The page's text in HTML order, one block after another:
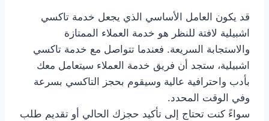
قد يكون العامل الأساسي الذي يجعل خدمة تاكسي
اشبيلية لافتة للنظر هو خدمة العملاء الممتازة
والاستجابة السريعة. فعندما تتواصل مع خدمة تاكسي
اشبيلية، ستجد أن فريق خدمة العملاء سيتعامل معك
بأدب واحترافية عالية وسيقوم بحجز التاكسي بسرعة
وفي الوقت المحدد.
سواءً كنت تحتاج إلى تأكيد حجزك الحالي أو تقديم طلب